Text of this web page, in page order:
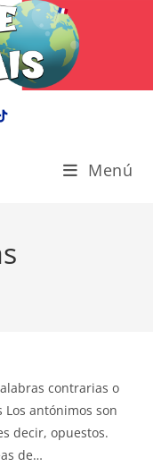
Menú
contrarias o
antónimos son
decir, opuestos.
de…